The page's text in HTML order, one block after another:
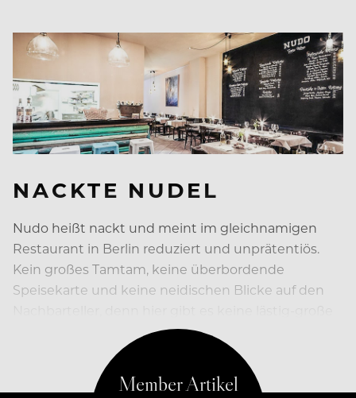
NACKTE NUDEL
Nudo heißt nackt und meint im gleichnamigen
Restaurant in Berlin reduziert und unprätentiös.
Kein großes Tamtam, keine überbordende
Speisekarte und keine neidischen Blicke auf den